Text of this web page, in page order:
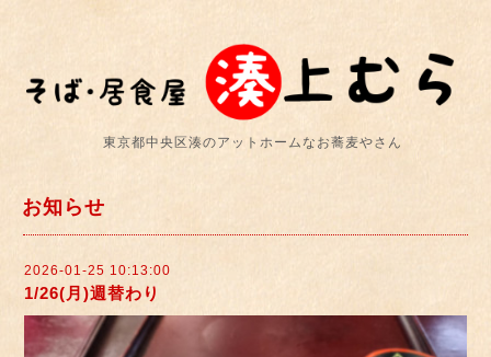
東京都中央区湊のアットホームなお蕎麦やさん
お知らせ
2026-01-25 10:13:00
1/26(月)週替わり